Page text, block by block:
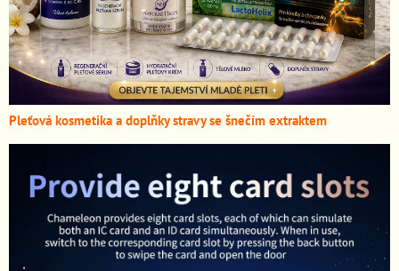
Pleťová kosmetika a doplňky stravy se šnečím extraktem